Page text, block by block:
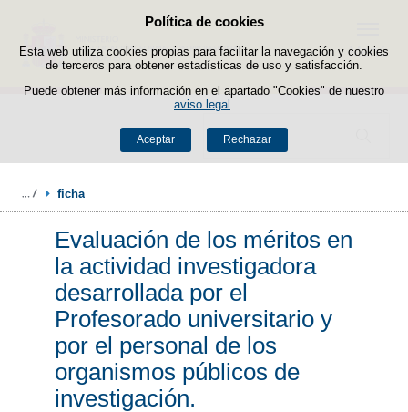
Política de cookies
Esta web utiliza cookies propias para facilitar la navegación y cookies
de terceros para obtener estadísticas de uso y satisfacción.
Puede obtener más información en el apartado "Cookies" de nuestro
aviso legal
Aceptar Rechazar
Saltar al contenido
Buscador
Menú
ficha
Evaluación de los méritos en
la actividad investigadora
desarrollada por el
Profesorado universitario y
por el personal de los
organismos públicos de
investigación.